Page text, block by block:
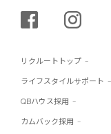
シェアする
リクルートトップ
ライフスタイルサポート
QBハウス採用
カムバック採用